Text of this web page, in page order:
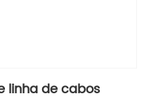
linha de cabos